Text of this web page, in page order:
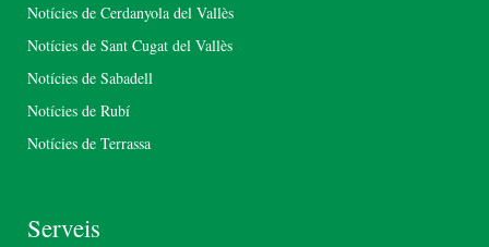
Notícies de Cerdanyola del Vallès
Notícies de Sant Cugat del Vallès
Notícies de Sabadell
Notícies de Rubí
Notícies de Terrassa
Serveis